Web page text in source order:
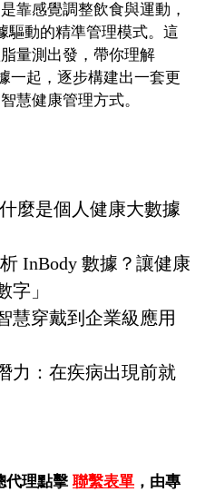
靠感覺調整飲食與運動，
驅動的精準管理模式。這
量測出發，帶你理解
一起，逐步構建出一套更
慧健康管理方式。
麼是個人健康大數據
InBody 數據？讓健康
字」
慧穿戴到企業級應用
力：在疾病出現前就
理點擊 聯繫表單 ，由專